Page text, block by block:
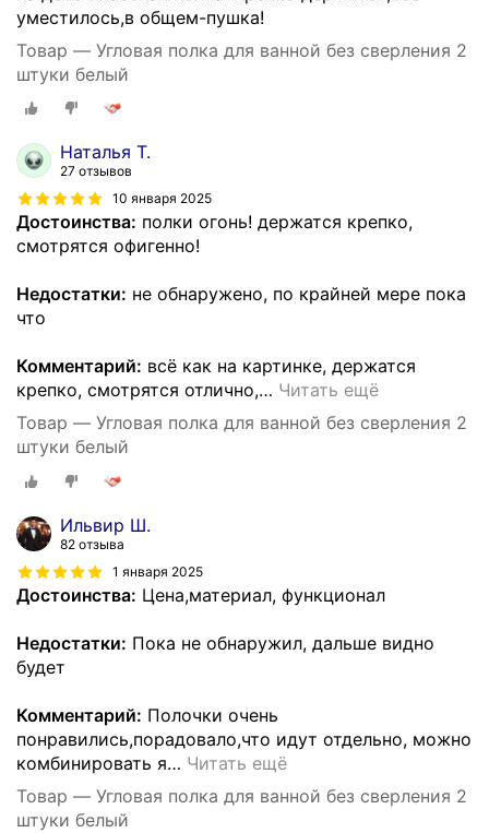
уместилось,в общем-пушка!
Товар — Угловая полка для ванной без сверления 2
штуки белый
Наталья Т.
27 отзывов
10 января 2025
Достоинства: полки огонь! держатся крепко,
смотрятся офигенно!
Недостатки: не обнаружено, по крайней мере пока
что
Комментарий: всё как на картинке, держатся
крепко, смотрятся отлично,… Читать ещё
Товар — Угловая полка для ванной без сверления 2
штуки белый
Ильвир Ш.
82 отзыва
1 января 2025
Достоинства: Цена,материал, функционал
Недостатки: Пока не обнаружил, дальше видно
будет
Комментарий: Полочки очень
понравились,порадовало,что идут отдельно, можно
комбинировать я… Читать ещё
Товар — Угловая полка для ванной без сверления 2
штуки белый